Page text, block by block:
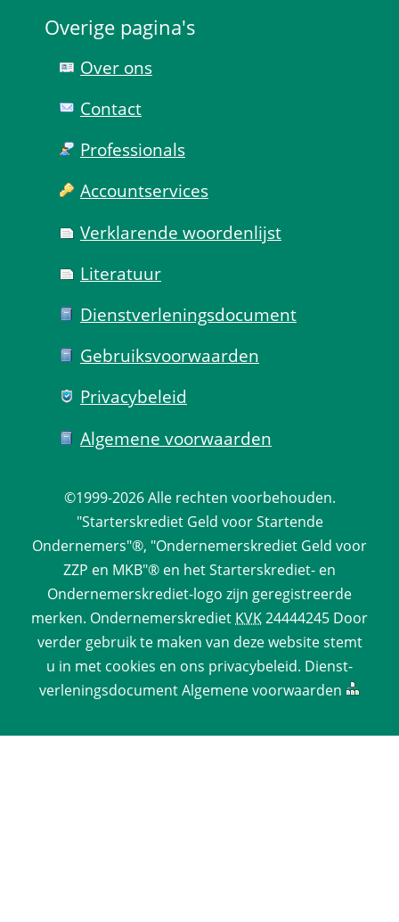
Overige pagina's
Over ons
Contact
Professionals
Account­services
Verklarende woorden­lijst
Literatuur
Dienst­verlenings­document
Gebruiks­voorwaarden
Privacy­beleid
Algemene voorwaarden
©1999-2026 Alle rechten voorbehouden.
"Starterskrediet Geld voor Startende
Ondernemers"®, "Ondernemerskrediet Geld voor
ZZP en MKB"® en het Starterskrediet- en
Ondernemerskrediet-logo zijn geregistreerde
merken. Ondernemerskrediet KVK 24444245 Door
verder gebruik te maken van deze website stemt
u in met cookies en ons privacy­beleid. Dienst­
verlenings­documentAlgemene voorwaarden